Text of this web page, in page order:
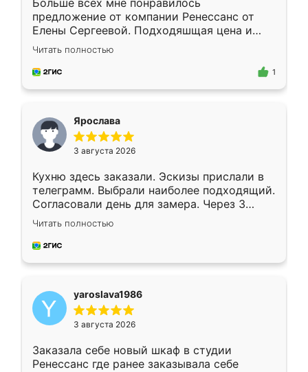
Больше всех мне понравилось
предложение от компании Ренессанс от
Елены Сергеевой. Подходяшщая цена и
короткие сроки изготовления. Приехавший
для замера сотрудник Владислав
предложил по моему эскизу самый
Читать полностью
1
Ярослава
3 августа 2026
Кухню здесь заказали. Эскизы прислали в
телеграмм. Выбрали наиболее подходящий.
Согласовали день для замера. Через 3
недели кухня была уже готова. Остались
довольны работой. Спасибо Ренессанс
мебель за качественную работу!
Читать полностью
yaroslava1986
3 августа 2026
Заказала себе новый шкаф в студии
Ренессанс где ранее заказывала себе